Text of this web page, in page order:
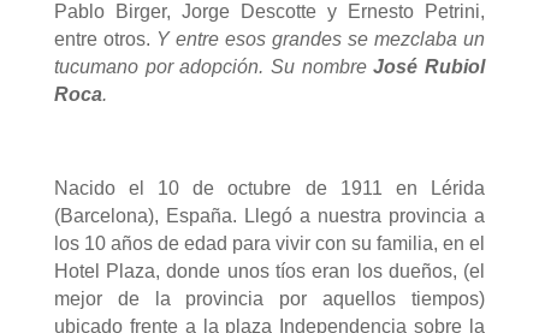
Pablo Birger, Jorge Descotte y Ernesto Petrini,
entre otros. Y entre esos grandes se mezclaba un
tucumano por adopción. Su nombreJosé Rubiol
Roca.
Nacido el 10 de octubre de 1911 en Lérida
(Barcelona), España. Llegó a nuestra provincia a
los 10 años de edad para vivir con su familia, en el
Hotel Plaza, donde unos tíos eran los dueños, (el
mejor de la provincia por aquellos tiempos)
ubicado frente a la plaza Independencia sobre la